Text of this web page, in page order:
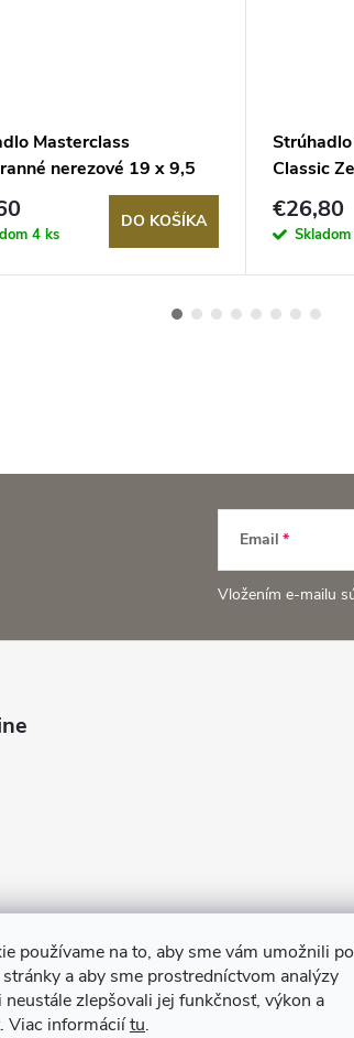
používame na to, aby sme vám umožnili
a aby sme prostredníctvom analýzy
neustále zlepšovali jej funkčnosť, výkon a
Viac informáciítu.
Masterclass
nerezové 19 x 9,5
4 ks
DO KOŠÍKA
Classic
€26,80
Skladom
Email
Vložením e-mailu